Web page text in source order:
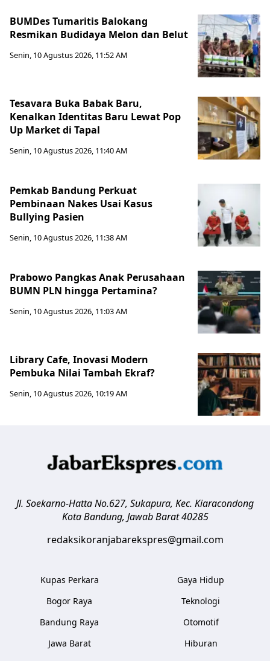
BUMDes Tumaritis Balokang
Resmikan Budidaya Melon dan Belut
Senin, 10 Agustus 2026, 11:52 AM
Tesavara Buka Babak Baru,
Kenalkan Identitas Baru Lewat Pop
Up Market di Tapal
Senin, 10 Agustus 2026, 11:40 AM
Pemkab Bandung Perkuat
Pembinaan Nakes Usai Kasus
Bullying Pasien
Senin, 10 Agustus 2026, 11:38 AM
Prabowo Pangkas Anak Perusahaan
BUMN PLN hingga Pertamina?
Senin, 10 Agustus 2026, 11:03 AM
Library Cafe, Inovasi Modern
Pembuka Nilai Tambah Ekraf?
Senin, 10 Agustus 2026, 10:19 AM
Jl. Soekarno-Hatta No.627, Sukapura, Kec. Kiaracondong
Kota Bandung, Jawab Barat 40285
redaksikoranjabarekspres@gmail.com
Kupas Perkara
Bogor Raya
Bandung Raya
Jawa Barat
Gaya Hidup
Teknologi
Otomotif
Hiburan